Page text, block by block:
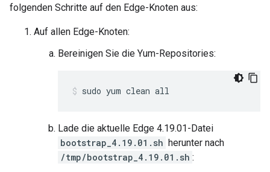
folgenden Schritte auf den Edge-Knoten aus:
Auf allen Edge-Knoten:
Bereinigen Sie die Yum-Repositories:
sudo yum clean all
Lade die aktuelle Edge 4.19.01-Datei
bootstrap_4.19.01.sh herunter nach
/tmp/bootstrap_4.19.01.sh :